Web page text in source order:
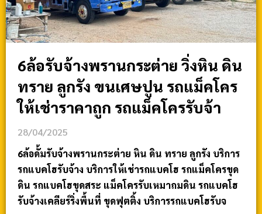
6ล้อรับจ้างพรานกระต่าย วิ่งหิน ดิน
ทราย ลูกรัง ขนเศษปูน รถแม็คโคร
ให้เช่าราคาถูก รถแม็คโครรับจ้า
28/04/2025
6ล้อดั้มรับจ้างพรานกระต่าย หิน ดิน ทราย ลูกรัง บริการ
รถแบคโฮรับจ้าง บริการให้เช่ารถแบคโฮ รถแม็คโครขุด
ดิน รถแบคโฮขุดสระ แม็คโครรับเหมาถมดิน รถแบคโฮ
รับจ้างเคลียร์ริ่งพื้นที่ ขุดฟุตติ้ง บริการรถแบคโฮรับจ